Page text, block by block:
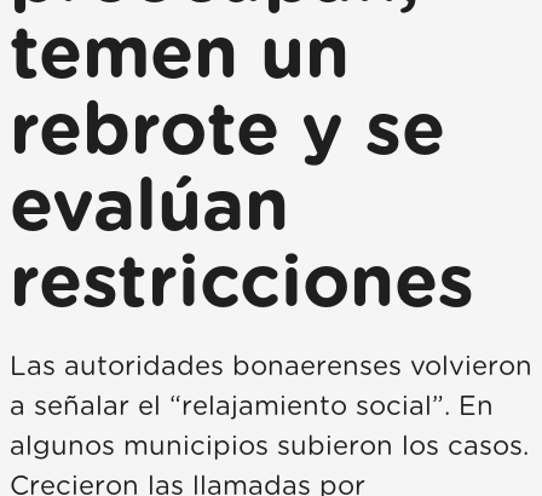
temen un
rebrote y se
evalúan
restricciones
Las autoridades bonaerenses volvieron
a señalar el “relajamiento social”. En
algunos municipios subieron los casos.
Crecieron las llamadas por